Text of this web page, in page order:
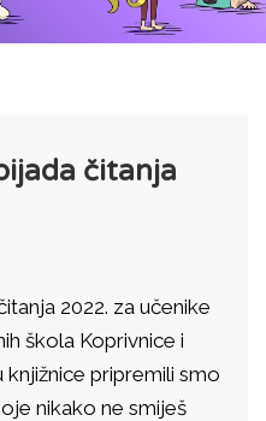
čitanja
2022. za učenike
škola Koprivnice i
pripremili smo
nikako ne smiješ